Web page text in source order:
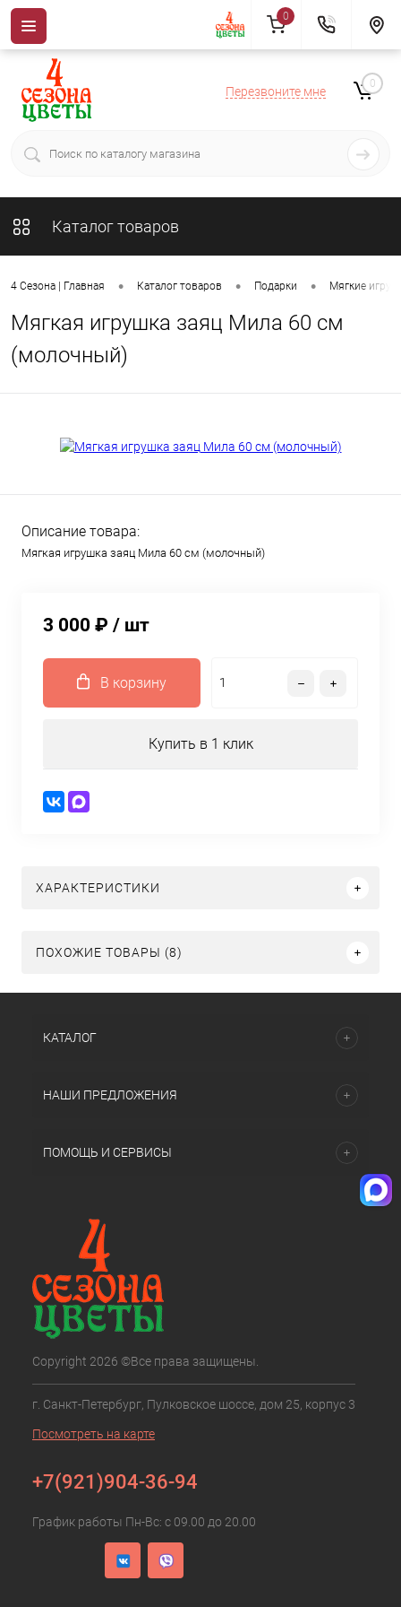
Перезвоните мне
0
Каталог товаров
4 Сезона | Главная • Каталог товаров • Подарки • Мягкие
Мягкая игрушка заяц Мила 60 см
(молочный)
Описание товара:
Мягкая игрушка заяц Мила 60 см (молочный)
3 000 ₽ / шт
В корзину
Купить в 1 клик
ХАРАКТЕРИСТИКИ
ПОХОЖИЕ ТОВАРЫ (8)
КАТАЛОГ
НАШИ ПРЕДЛОЖЕНИЯ
ПОМОЩЬ И СЕРВИСЫ
Copyright 2026 ©Все права защищены.
г. Санкт-Петербург, Пулковское шоссе, дом 25, корпус 3
Посмотреть на карте
+7(921)904-36-94
График работы Пн-Вс: с 09.00 до 20.00
0